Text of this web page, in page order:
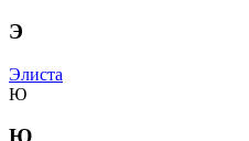
Э
Элиста
Ю
Ю